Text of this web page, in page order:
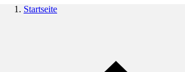
Startseite